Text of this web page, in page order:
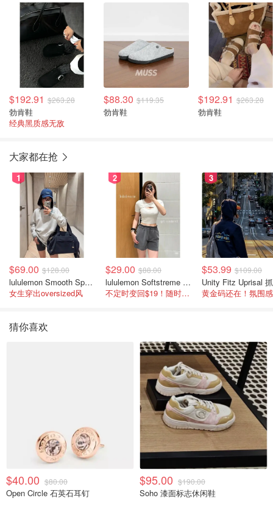
$192.91 $263.28
勃肯鞋
经典黑质感无敌
$88.30 $119.35
勃肯鞋
$192.91 $263.28
勃肯鞋
大家都在抢
1
$69.00 $128.00
lululemon Smooth Spacer 经典卫衣
女生穿出oversized风
2
$29.00 $88.00
lululemon Softstreme 女士高腰短裤 10cm
不定时变回$19！随时点进来看
3
$53.99 $109.00
猜你喜欢
$40.00 $80.00
Open Circle 石英石耳钉
$95.00 $190.00
Soho 漆面标志休闲鞋